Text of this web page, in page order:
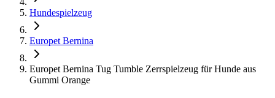
Hundespielzeug
Europet Bernina
Europet Bernina Tug Tumble Zerrspielzeug für Hunde aus
Gummi Orange